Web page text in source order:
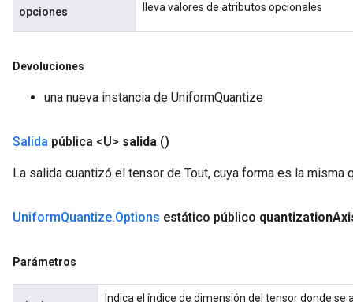
opciones lleva valores de atributos opcionales
Devoluciones
una nueva instancia de UniformQuantize
Salida pública <U> salida ()
La salida cuantizó el tensor de Tout, cuya forma es la misma
UniformQuantize.Options estático público quantization
Parámetros
Indica el índice de dimensión del tensor donde